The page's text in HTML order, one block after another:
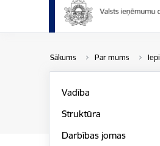
Sākums Par mums
Vadība
Struktūra
Darbības jomas